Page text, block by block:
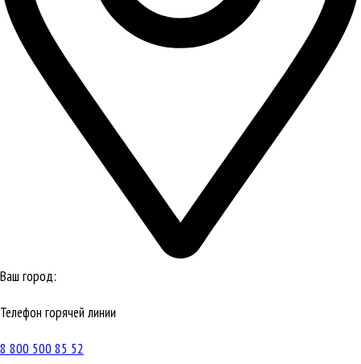
Ваш город:
Телефон горячей линии
8 800 500 85 52